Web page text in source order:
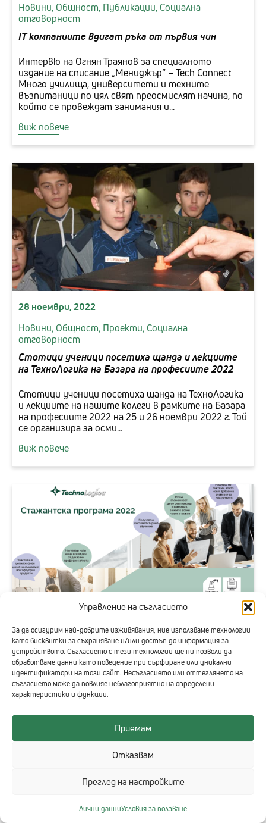
Управление на съгласието
За да осигурим най-добрите изживявания, ние използваме технологии
като бисквитки за съхраняване и/или достъп до информация за
устройството. Съгласието с тези технологии ще ни позволи да
обработваме данни като поведение при сърфиране или уникални
идентификатори на този сайт. Несъгласието или оттеглянето на
съгласието може да повлияе неблагоприятно на определени
характеристики и функции.
Приемам
Отказвам
Преглед на настройките
Лични данниУсловия за ползване
Новини, Общност, Публикации, Социална
отговорност
IT компаниите вдигат ръка от първия чин
Интервю на Огнян Траянов за специалното
издание на списание „Мениджър“ – Tech Connect
Много училища, университети и техните
възпитаници по цял свят преосмислят начина, по
който се провеждат занимания и...
виж повече
28 ноември, 2022
Новини, Общност, Проекти, Социална
отговорност
Стотици ученици посетиха щанда и лекциите
на ТехноЛогика на Базара на професиите 2022
Стотици ученици посетиха щанда на ТехноЛогика
и лекциите на нашите колеги в рамките на Базара
на професиите 2022 на 25 и 26 ноември 2022 г. Той
се организира за осми...
виж повече
13 май, 2022
Новини,Общност
ТехноЛогика търси новите си стажанти
Около двадесет талантливи младежи ще получат
професионалисти и да работят по реални
проекти в рамките на стажантската програма на
ТехноЛогика. За 26-а година българската...